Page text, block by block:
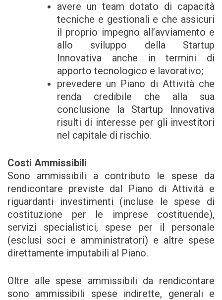
avere un team dotato di capacità
tecniche e gestionali e che assicuri
il proprio impegno all’avviamento e
allo sviluppo della Startup
Innovativa anche in termini di
apporto tecnologico e lavorativo;
prevedere un Piano di Attività che
renda credibile che alla sua
conclusione la Startup Innovativa
risulti di interesse per gli investitori
nel capitale di rischio.
Costi Ammissibili
Sono ammissibili a contributo le spese da
rendicontare previste dal Piano di Attività e
riguardanti investimenti (incluse le spese di
costituzione per le imprese costituende),
servizi specialistici, spese per il personale
(esclusi soci e amministratori) e altre spese
direttamente imputabili al Piano.
Oltre alle spese ammissibili da rendicontare
sono ammissibili spese indirette, generali e